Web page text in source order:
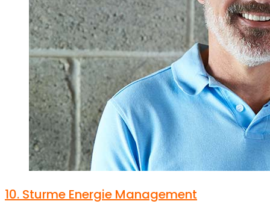
10. Sturme Energie Management